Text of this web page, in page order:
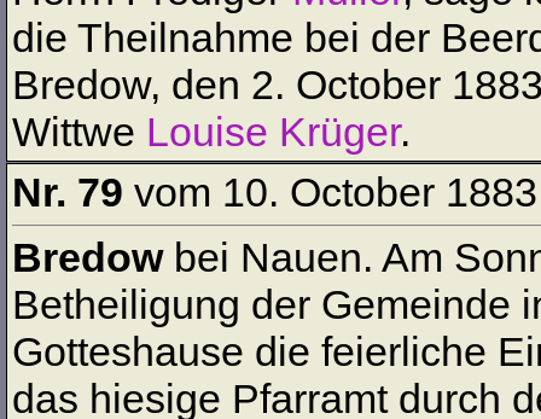
die Theilnahme bei der
Bredow, den 2. October
Wittwe Louise Krüger.
Nr. 79 vom 10. October 1883
Bredowbei Nauen. Am
Betheiligung der Gemeinde
Gotteshause die feierliche
das hiesige Pfarramt durch